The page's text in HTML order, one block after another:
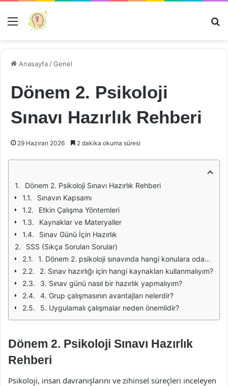
Menü
Anasayfa /Genel
Dönem 2. Psikoloji
Sınavı Hazırlık Rehberi
29 Haziran 2026 2 dakika okuma süresi
Dönem 2. Psikoloji Sınavı Hazırlık Rehberi
Sınavın Kapsamı
Etkin Çalışma Yöntemleri
Kaynaklar ve Materyaller
Sınav Günü İçin Hazırlık
SSS (Sıkça Sorulan Sorular)
1. Dönem 2. psikoloji sınavında hangi konulara odaklanmalıyım?
2. Sınav hazırlığı için hangi kaynakları kullanmalıyım?
3. Sınav günü nasıl bir hazırlık yapmalıyım?
4. Grup çalışmasının avantajları nelerdir?
5. Uygulamalı çalışmalar neden önemlidir?
Dönem 2. Psikoloji Sınavı Hazırlık
Rehberi
Psikoloji, insan davranışlarını ve zihinsel süreçleri inceleyen